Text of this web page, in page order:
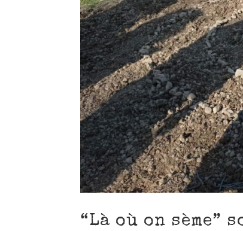
“Là où on